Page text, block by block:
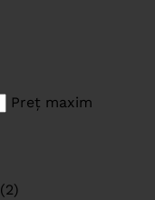
Preț maxim
(2)